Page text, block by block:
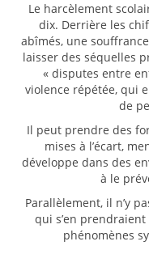
Le harcèlement
dix. Derrière les
abîmés, une
laisser des séquelles
« disputes entre
violence répétée, qui
de
Il peut prendre des
mises à l’écart,
développe dans des
à le
Parallèlement, il n’y
qui s’en
phénomènes